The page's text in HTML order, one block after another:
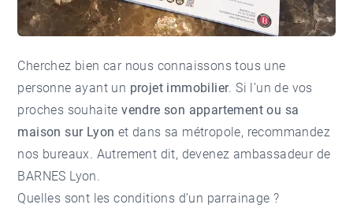
Cherchez bien car nous connaissons tous une
personne ayant un projet immobilier. Si l’un de vos
proches souhaitevendre son appartement ou sa
maison sur Lyon et dans sa métropole, recommandez
nos bureaux. Autrement dit, devenez ambassadeur de
BARNES Lyon.
Quelles sont les conditions d’un parrainage ?